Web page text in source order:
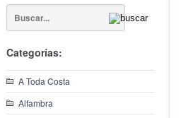
Categorías:
A Toda Costa
Alfambra